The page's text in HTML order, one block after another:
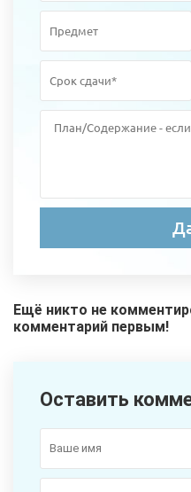
Ещё никто не
комментарий первым!
Оставить